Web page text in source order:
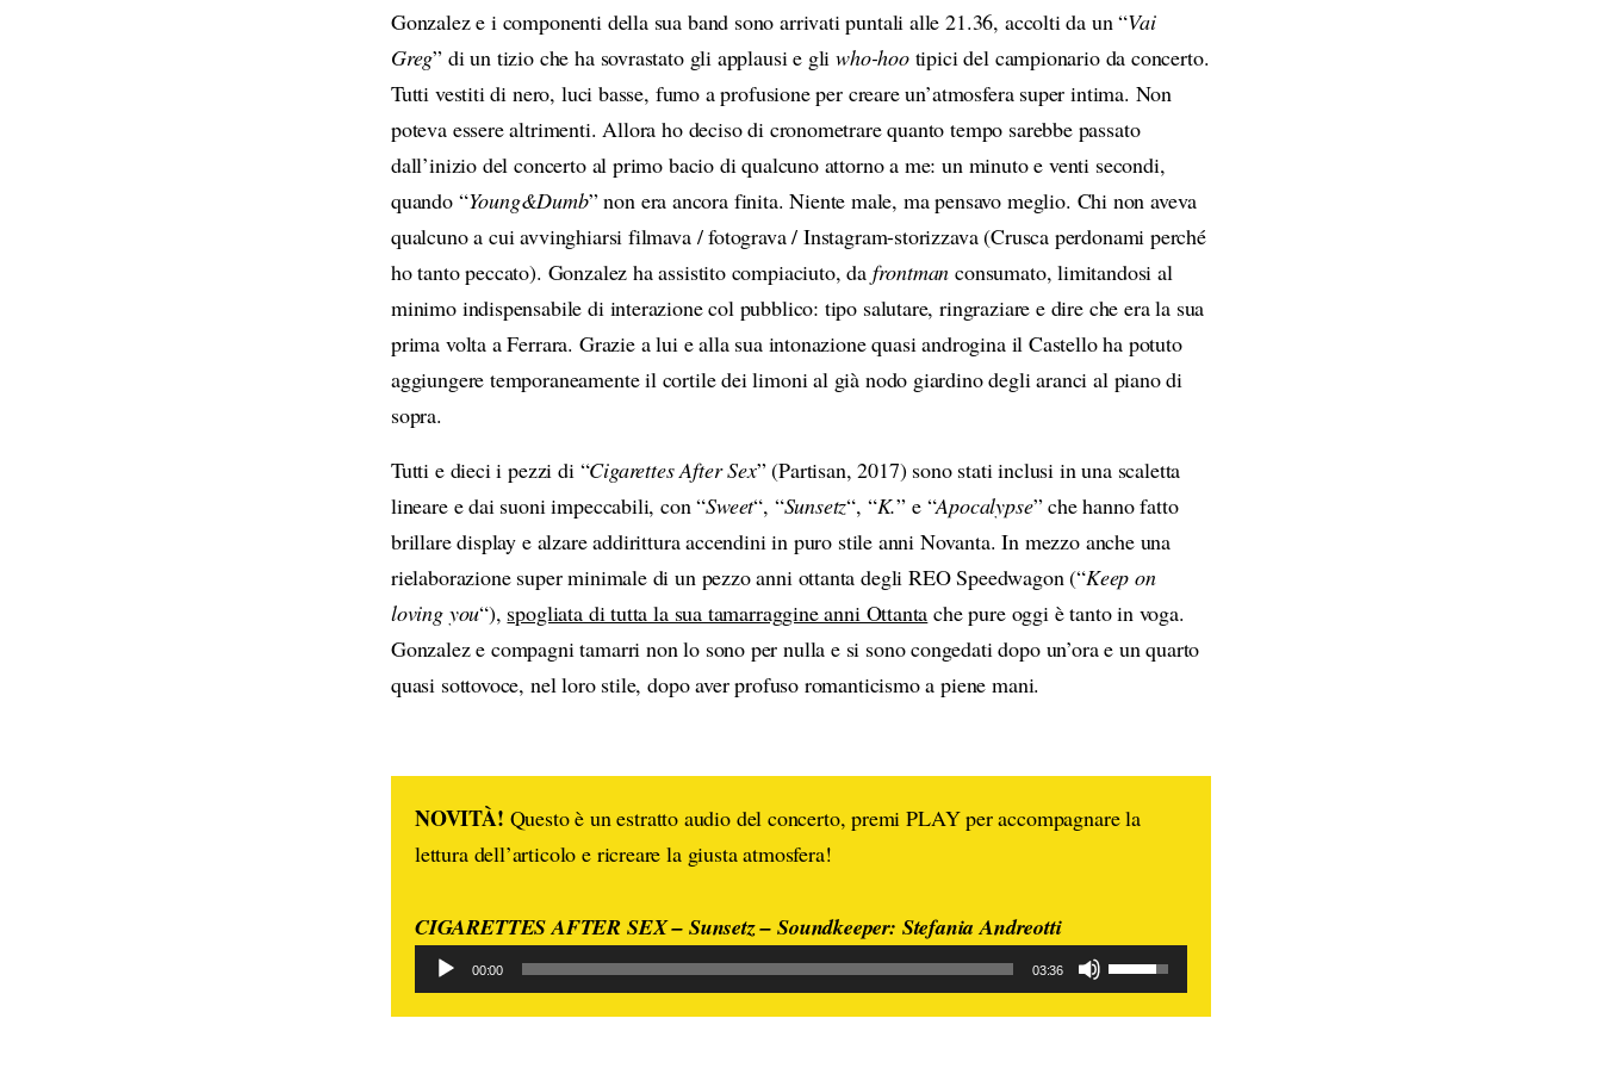
o
l
u
m
e
Gonzalez e i componenti della sua band sono arrivati puntali alle 21.36, accolti da un “Vai
Greg” di un tizio che ha sovrastato gli applausi e gliwho-hootipici del campionario da concerto.
Tutti vestiti di nero, luci basse, fumo a profusione per creare un’atmosfera super intima. Non
poteva essere altrimenti. Allora ho deciso di cronometrare quanto tempo sarebbe passato
dall’inizio del concerto al primo bacio di qualcuno attorno a me: un minuto e venti secondi,
quando “Young&Dumb” non era ancora finita. Niente male, ma pensavo meglio. Chi non aveva
qualcuno a cui avvinghiarsi filmava / fotograva / Instagram-storizzava (Crusca perdonami perché
ho tanto peccato). Gonzalez ha assistito compiaciuto, da frontmanconsumato, limitandosi al
minimo indispensabile di interazione col pubblico: tipo salutare, ringraziare e dire che era la sua
prima volta a Ferrara. Grazie a lui e alla sua intonazione quasi androgina il Castello ha potuto
aggiungere temporaneamente il cortile dei limoni al già nodo giardino degli aranci al piano di
sopra.
Tutti e dieci i pezzi di “Cigarettes After Sex” (Partisan, 2017) sono stati inclusi in una scaletta
lineare e dai suoni impeccabili, con “Sweet“, “Sunsetz“, “K.” e “Apocalypse” che hanno fatto
brillare display e alzare addirittura accendini in puro stile anni Novanta. In mezzo anche una
rielaborazione super minimale di un pezzo anni ottanta degli REO Speedwagon (“Keep on
loving you“), spogliata di tutta la sua tamarraggine anni Ottanta che pure oggi è tanto in voga.
Gonzalez e compagni tamarri non lo sono per nulla e si sono congedati dopo un’ora e un quarto
quasi sottovoce, nel loro stile, dopo aver profuso romanticismo a piene mani.
NOVITÀ! Questo è un estratto audio del concerto, premi PLAY per accompagnare la
lettura dell’articolo e ricreare la giusta atmosfera!
CIGARETTES AFTER SEX – Sunsetz – Soundkeeper: Stefania Andreotti
d
00:00 03:36
U
s